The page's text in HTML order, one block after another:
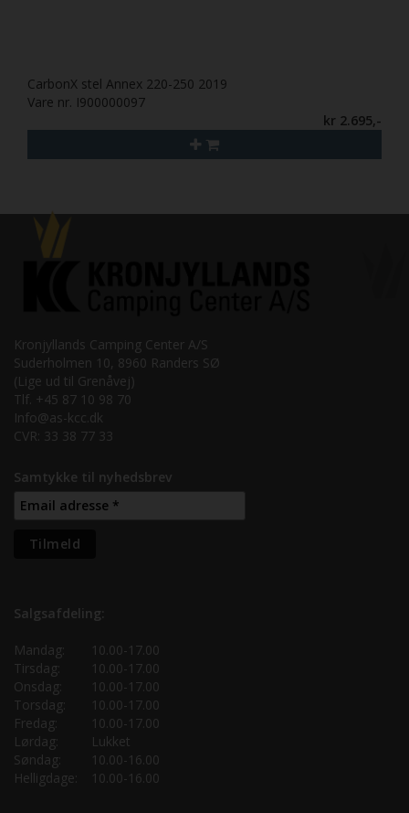
CarbonX stel Annex 220-250 2019
Vare nr. I900000097
kr 2.695,-
Kronjyllands Camping Center A/S
Suderholmen 10, 8960 Randers SØ
(Lige ud til Grenåvej)
Tlf. +45 87 10 98 70
Info@as-kcc.dk
CVR: 33 38 77 33
Samtykke til nyhedsbrev
Salgsafdeling:
Mandag:
10.00-17.00
Tirsdag:
10.00-17.00
Onsdag:
10.00-17.00
Torsdag:
10.00-17.00
Fredag:
10.00-17.00
Lørdag:
Lukket
Søndag:
10.00-16.00
Helligdage:
10.00-16.00